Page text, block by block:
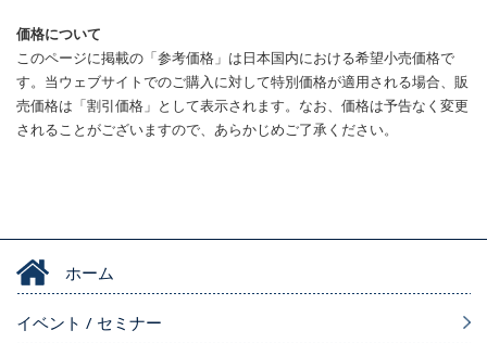
価格について
このページに掲載の「参考価格」は日本国内における希望小売価格で
す。当ウェブサイトでのご購入に対して特別価格が適用される場合、販
売価格は「割引価格」として表示されます。なお、価格は予告なく変更
されることがございますので、あらかじめご了承ください。
ホーム
イベント / セミナー